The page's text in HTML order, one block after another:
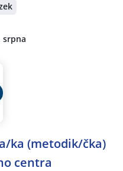
srpna
ka (metodik/čka)
centra